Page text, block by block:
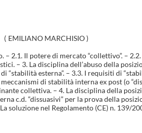
( EMILIANO MARCHISIO )
2.1. Il potere di mercato “collettivo”. –
– 3. La disciplina dell’abuso della
esterna”. – 3.3. I requisiti di
di stabilità interna ex post (o
collettiva. – 4. La disciplina della
c.d. “dissuasivi” per la prova della
soluzione nel Regolamento (CE) n. 139/